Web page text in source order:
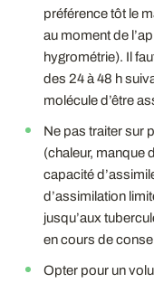
préférence tôt le
au moment de
hygrométrie). Il
des 24 à 48 h
molécule d’être
Ne pas traiter sur
(chaleur, manque
capacité
d’assimilation
jusqu’aux
en cours de
Opter pour un